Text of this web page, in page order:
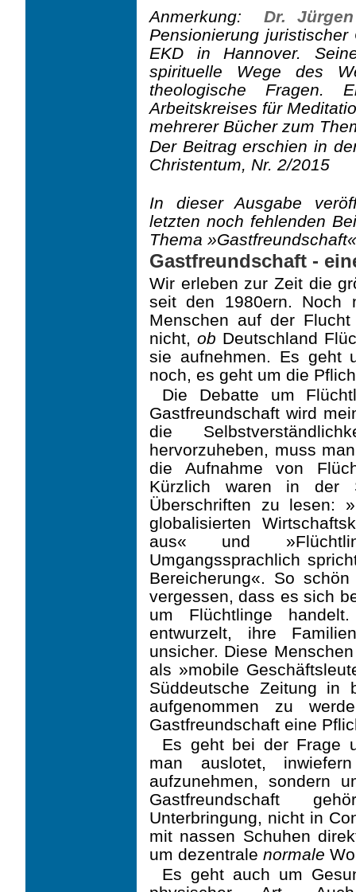
Anmerkung:Dr.
Pensionierung
EKD in Hannover.
spirituelle Wege des
theologische Fragen.
Arbeitskreises für
mehrerer Bücher zum
Der Beitrag erschien in
Christentum, Nr. 2/2015
In dieser Ausgabe
letzten noch fehlenden
Thema
Gastfreundschaft -
Wir erleben zur Zeit die
seit den 1980ern.
Menschen auf der
nicht, ob Deutschland
sie aufnehmen. Es geht
noch, es geht um die
Die Debatte um
Gastfreundschaft wird
die
hervorzuheben, muss
die Aufnahme von
Kürzlich waren in der
Überschriften zu lesen:
globalisierten
aus« und
Umgangssprachlich
Bereicherung«. So
vergessen, dass es sich
um Flüchtlinge
entwurzelt, ihre
unsicher. Diese
als »mobile
Süddeutsche Zeitung in
aufgenommen zu
Gastfreundschaft eine
Es geht bei der Frage
man auslotet,
aufzunehmen, sondern
Gastfreundschaft
Unterbringung, nicht in
mit nassen Schuhen
um dezentrale normale
Es geht auch um